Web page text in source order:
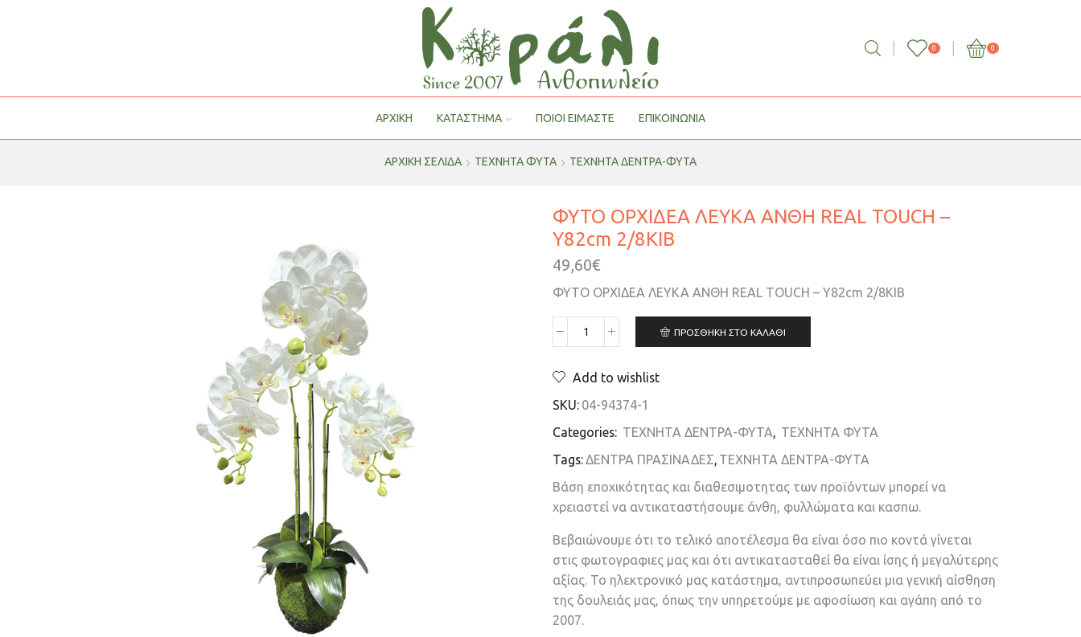
0 0
ΑΡΧΙΚΗ ΚΑΤΑΣΤΗΜΑ ΠΟΙΟΙ ΕΊΜΑΣΤΕ ΕΠΙΚΟΙΝΩΝΙΑ
ΑΡΧΙΚΉ ΣΕΛΊΔΑ ΤΕΧΝΗΤΑ ΦΥΤΑ ΤΕΧΝΗΤΑ ΔΕΝΤΡΑ-ΦΥΤΑ
ΦΥΤΟ ΟΡΧΙΔΕΑ ΛΕΥΚΑ ΑΝΘΗ REAL TOUCH –
Υ82cm 2/8ΚΙΒ
49,60€
ΦΥΤΟ ΟΡΧΙΔΕΑ ΛΕΥΚΑ ΑΝΘΗ REAL TOUCH – Υ82cm 2/8ΚΙΒ
ΠΡΟΣΘΉΚΗ ΣΤΟ ΚΑΛΆΘΙ
Add to wishlist
SKU: 04-94374-1
Categories: ΤΕΧΝΗΤΑ ΔΕΝΤΡΑ-ΦΥΤΑ, ΤΕΧΝΗΤΑ ΦΥΤΑ
Tags:ΔΕΝΤΡΑ ΠΡΑΣΙΝΑΔΕΣ, ΤΕΧΝΗΤΑ ΔΕΝΤΡΑ-ΦΥΤΑ
Βάση εποχικότητας και διαθεσιμοτητας των προϊόντων μπορεί να
χρειαστεί να αντικαταστήσουμε άνθη, φυλλώματα και κασπω.
Βεβαιώνουμε ότι το τελικό αποτέλεσμα θα είναι όσο πιο κοντά γίνεται
στις φωτογραφιες μας και ότι αντικατασταθεί θα είναι ίσης ή μεγαλύτερης
αξίας. Το ηλεκτρονικό μας κατάστημα, αντιπροσωπεύει μια γενική αίσθηση
της δουλειάς μας, όπως την υπηρετούμε με αφοσίωση και αγάπη από το
2007.